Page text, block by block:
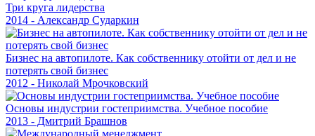
Три круга лидерства
2014 - Александр Сударкин
Бизнес на автопилоте. Как собственнику отойти от дел и не
потерять свой бизнес
2012 - Николай Мрочковский
Основы индустрии гостеприимства. Учебное пособие
2013 - Дмитрий Брашнов